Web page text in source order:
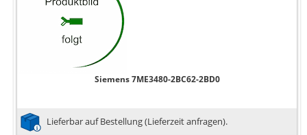
Siemens 7ME3480-2BC62-2BD0
Lieferbar auf Bestellung (Lieferzeit anfragen).